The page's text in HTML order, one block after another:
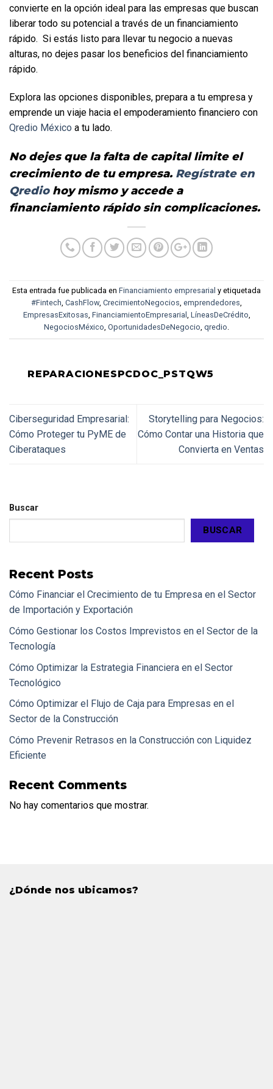
convierte en la opción ideal para las empresas que buscan
liberar todo su potencial a través de un financiamiento
rápido.  Si estás listo para llevar tu negocio a nuevas
alturas, no dejes pasar los beneficios del financiamiento
rápido.
Explora las opciones disponibles, prepara a tu empresa y
Qredio México a tu lado.
No dejes que la falta de capital limite el
crecimiento de tu empresa. Regístrate en
Qredio hoy mismo y accede a
financiamiento rápido sin complicaciones.
Esta entrada fue publicada en Financiamiento empresarial y etiquetada
#Fintech, CashFlow, CrecimientoNegocios, emprendedores,
EmpresasExitosas, FinanciamientoEmpresarial , LíneasDeCrédito,
NegociosMéxico, OportunidadesDeNegocio, qredio.
REPARACIONESPCDOC_PSTQW5
Ciberseguridad Empresarial:
Cómo Proteger tu PyME de
Ciberataques
Storytelling para Negocios:
Cómo Contar una Historia que
Convierta en Ventas
Buscar
BUSCAR
Recent Posts
Cómo Financiar el Crecimiento de tu Empresa en el Sector
de Importación y Exportación
Cómo Gestionar los Costos Imprevistos en el Sector de la
Tecnología
Cómo Optimizar la Estrategia Financiera en el Sector
Tecnológico
Cómo Optimizar el Flujo de Caja para Empresas en el
Sector de la Construcción
Cómo Prevenir Retrasos en la Construcción con Liquidez
Eficiente
Recent Comments
No hay comentarios que mostrar.
¿Dónde nos ubicamos?